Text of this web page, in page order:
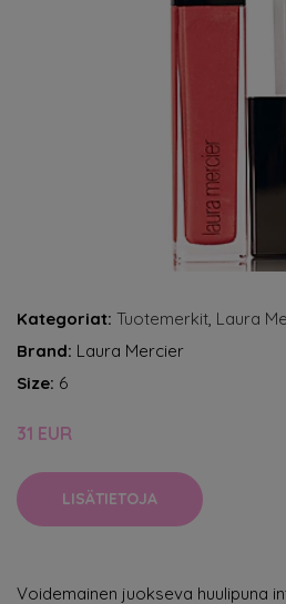
Kategoriat: Tuotemerkit Laura
Brand: Laura Mercier
Size: 6
31 EUR
LISÄTIETOJA
Voidemainen juokseva huulipuna